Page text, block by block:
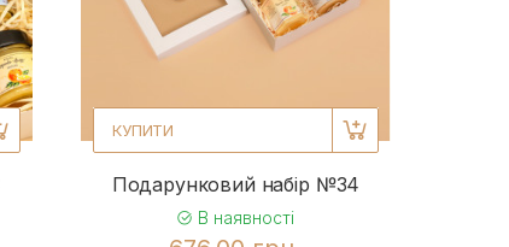
КУПИТИ
Подарунковий набір №34
В наявності